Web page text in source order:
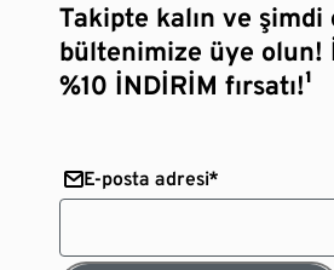
Takipte kalın ve şimdi
bültenimize üye olun!
%10 İNDİRİM fırsatı!¹
E-posta adresi*